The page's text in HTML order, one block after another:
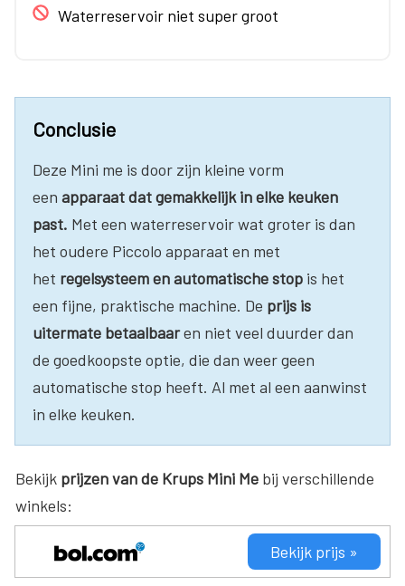
Waterreservoir niet super groot
Conclusie
Deze Mini me is door zijn kleine vorm
een apparaat dat gemakkelijk in elke keuken
past. Met een waterreservoir wat groter is dan
het oudere Piccolo apparaat en met
het regelsysteem en automatische stop is het
een fijne, praktische machine. De prijs is
uitermate betaalbaaren niet veel duurder dan
de goedkoopste optie, die dan weer geen
automatische stop heeft. Al met al een aanwinst
in elke keuken.
Bekijk prijzen van de Krups Mini Me bij verschillende
winkels:
Bekijk prijs »